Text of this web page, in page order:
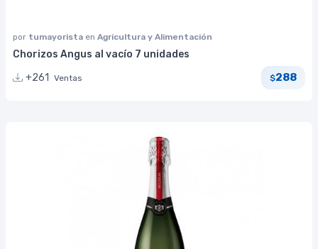
por tumayorista en Agricultura y Alimentación
Chorizos Angus al vacío 7 unidades
+261
Ventas $288